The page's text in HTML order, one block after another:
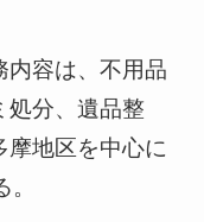
内容は、不用品
処分、遺品整
摩地区を中心に